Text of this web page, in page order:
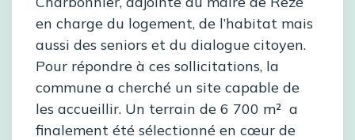
en charge du logement, de l’habitat mais
aussi des seniors et du dialogue citoyen.
Pour répondre à ces sollicitations, la
commune a cherché un site capable de
les accueillir. Un terrain de 6 700 m² a
finalement été sélectionné en cœur de